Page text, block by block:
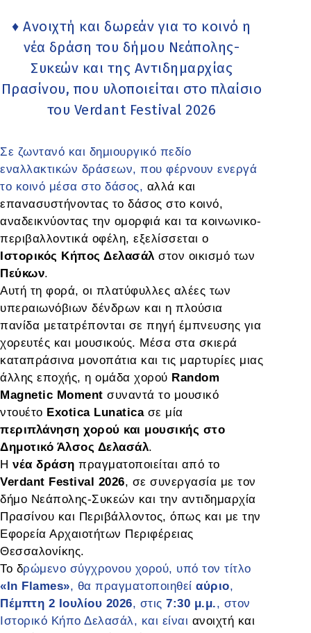
♦ Ανοιχτή και δωρεάν για το κοινό η
νέα δράση του δήμου Νεάπολης-
Συκεών και της Αντιδημαρχίας
Πρασίνου, που υλοποιείται στο πλαίσιο
του Verdant Festival 2026
Σε ζωντανό και δημιουργικό πεδίο
εναλλακτικών δράσεων, που φέρνουν ενεργά
το κοινό μέσα στο δάσος, αλλά και
επανασυστήνοντας το δάσος στο κοινό,
αναδεικνύοντας την ομορφιά και τα κοινωνικο-
περιβαλλοντικά οφέλη, εξελίσσεται ο
Ιστορικός Κήπος Δελασάλ στον οικισμό των
Πεύκων.
Αυτή τη φορά, οι πλατύφυλλες αλέες των
υπεραιωνόβιων δένδρων και η πλούσια
πανίδα μετατρέπονται σε πηγή έμπνευσης για
χορευτές και μουσικούς. Μέσα στα σκιερά
καταπράσινα μονοπάτια και τις μαρτυρίες μιας
άλλης εποχής, η ομάδα χορού Random
Magnetic Moment συναντά το μουσικό
ντουέτο Exotica Lunaticaσε μία
περιπλάνηση χορού και μουσικής στο
Δημοτικό Άλσος Δελασάλ.
Η νέα δράση πραγματοποιείται από το
Verdant Festival 2026, σε συνεργασία με τον
δήμο Νεάπολης-Συκεών και την αντιδημαρχία
Πρασίνου και Περιβάλλοντος, όπως και με την
Εφορεία Αρχαιοτήτων Περιφέρειας
Θεσσαλονίκης.
Το δρώμενο σύγχρονου χορού, υπό τον τίτλο
«In Flames», θα πραγματοποιηθεί αύριο,
Πέμπτη 2 Ιουλίου 2026, στις 7:30 μ.μ., στον
Ιστορικό Κήπο Δελασάλ, και είναι ανοιχτή και